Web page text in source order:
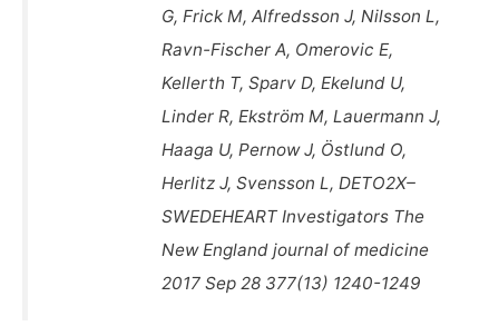
G, Frick M, Alfredsson J, Nilsson L,
Ravn-Fischer A, Omerovic E,
Kellerth T, Sparv D, Ekelund U,
Linder R, Ekström M, Lauermann J,
Haaga U, Pernow J, Östlund O,
Herlitz J, Svensson L, DETO2X–
SWEDEHEART Investigators The
New England journal of medicine
2017 Sep 28 377(13) 1240-1249